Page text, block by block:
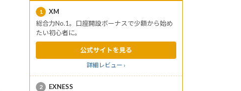
1
XM
総合力No.1。口座開設ボーナスで少額から始め
たい初心者に。
公式サイトを見る
詳細レビュー ›
2
EXNESS